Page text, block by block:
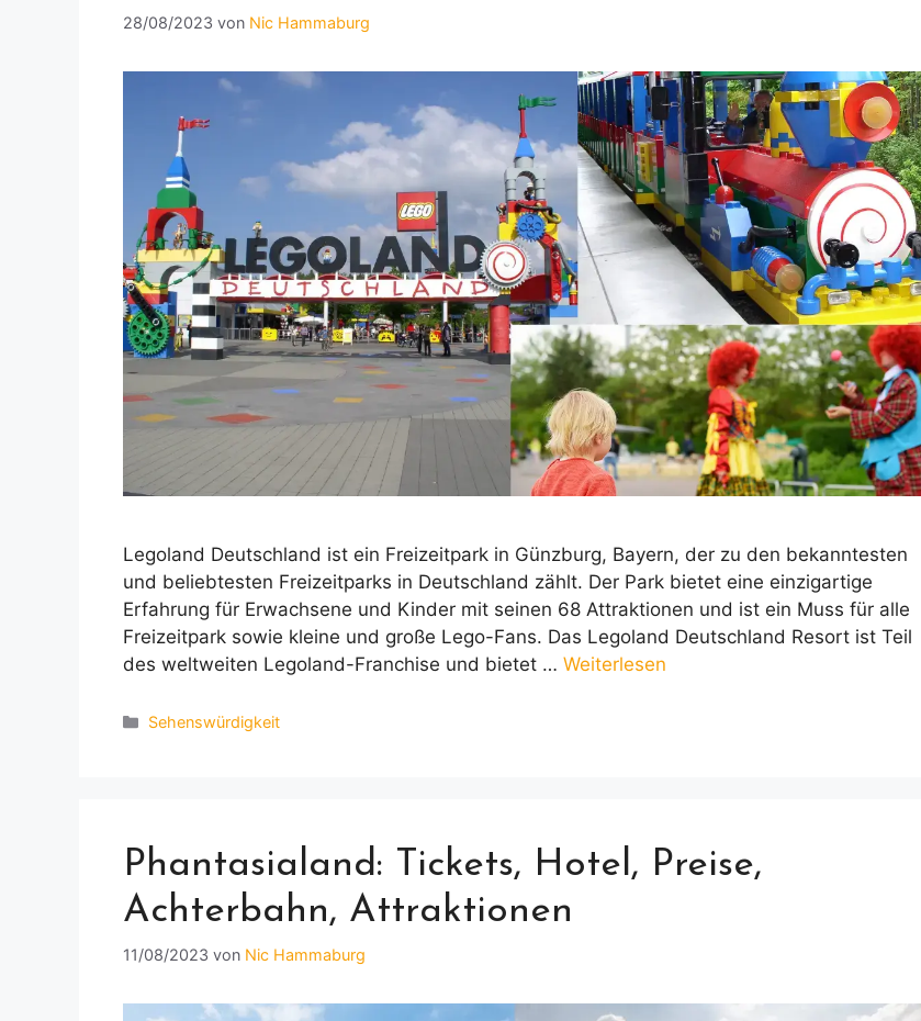
28/08/2023 von Nic Hammaburg
Legoland Deutschland ist ein Freizeitpark in Günzburg, Bayern, der zu den bekanntesten
und beliebtesten Freizeitparks in Deutschland zählt. Der Park bietet eine einzigartige
Erfahrung für Erwachsene und Kinder mit seinen 68 Attraktionen und ist ein Muss für alle
Freizeitpark sowie kleine und große Lego-Fans. Das Legoland Deutschland Resort ist Teil
des weltweiten Legoland-Franchise und bietet … Weiterlesen
Kategorien
Sehenswürdigkeit
Phantasialand: Tickets, Hotel, Preise,
Achterbahn, Attraktionen
11/08/2023 von Nic Hammaburg